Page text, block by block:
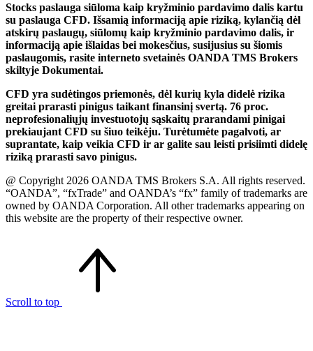
Stocks paslauga siūloma kaip kryžminio pardavimo dalis kartu
su paslauga CFD. Išsamią informaciją apie riziką, kylančią dėl
atskirų paslaugų, siūlomų kaip kryžminio pardavimo dalis, ir
informaciją apie išlaidas bei mokesčius, susijusius su šiomis
paslaugomis, rasite interneto svetainės OANDA TMS Brokers
skiltyje Dokumentai.
CFD yra sudėtingos priemonės, dėl kurių kyla didelė rizika
greitai prarasti pinigus taikant finansinį svertą. 76 proc.
neprofesionaliųjų investuotojų sąskaitų prarandami pinigai
prekiaujant CFD su šiuo teikėju. Turėtumėte pagalvoti, ar
suprantate, kaip veikia CFD ir ar galite sau leisti prisiimti didelę
riziką prarasti savo pinigus.
@ Copyright 2026 OANDA TMS Brokers S.A. All rights reserved.
“OANDA”, “fxTrade” and OANDA’s “fx” family of trademarks are
owned by OANDA Corporation. All other trademarks appearing on
this website are the property of their respective owner.
Scroll to top